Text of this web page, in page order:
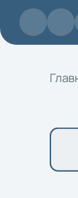
Перейти к